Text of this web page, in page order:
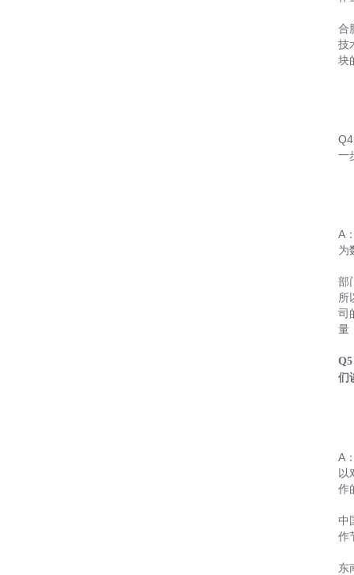
合
技
块
一
A
为
部
所
司
量
们
A
以
作
中
作
东